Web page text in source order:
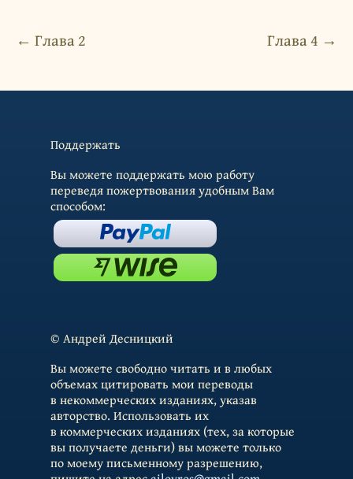
← Глава 2 Глава 4 →
Поддержать
Вы можете поддержать мою работу
переведя пожертвования удобным Вам
способом:
© Андрей Десницкий
Вы можете свободно читать и в любых
объемах цитировать мои переводы
в некоммерческих изданиях, указав
авторство. Использовать их
в коммерческих изданиях (тех, за которые
вы получаете деньги) вы можете только
по моему письменному разрешению,